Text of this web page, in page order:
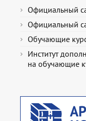
Официальный
Официальный
Обучающие
Институт
на обучающие